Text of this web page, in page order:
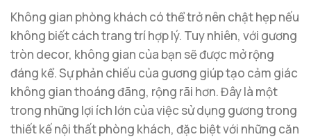
Không gian phòng khách có thể trở nên chật hẹp nếu
không biết cách trang trí hợp lý. Tuy nhiên, với gương
tròn decor, không gian của bạn sẽ được mở rộng
đáng kể. Sự phản chiếu của gương giúp tạo cảm giác
không gian thoáng đãng, rộng rãi hơn. Đây là một
trong những lợi ích lớn của việc sử dụng gương trong
thiết kế nội thất phòng khách, đặc biệt với những căn